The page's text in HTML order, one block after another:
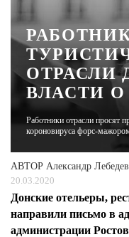
ОТРАСЛИ
ВЛАСТИ
Работники отрасли просят
короновируса форс-
АВТОР Александр Лебедев
20.03.2020
Донские отельеры,
направили письмо в
администрации